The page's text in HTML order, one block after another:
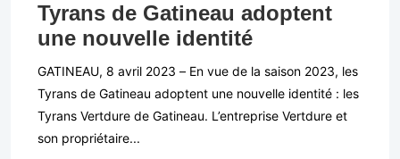
Tyrans de Gatineau adoptent
une nouvelle identité
GATINEAU, 8 avril 2023 – En vue de la saison 2023, les
Tyrans de Gatineau adoptent une nouvelle identité : les
Tyrans Vertdure de Gatineau. L’entreprise Vertdure et
son propriétaire...